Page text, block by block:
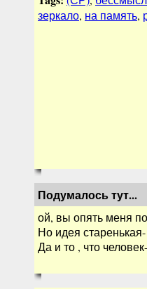
зеркало, на память,
Подумалось тут...
ой, вы опять меня
Но идея
Да и то , что